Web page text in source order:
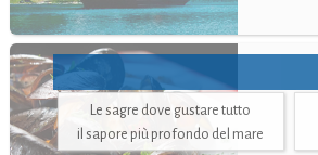
Le sagre dove gustare tutto
il sapore più profondo del mare